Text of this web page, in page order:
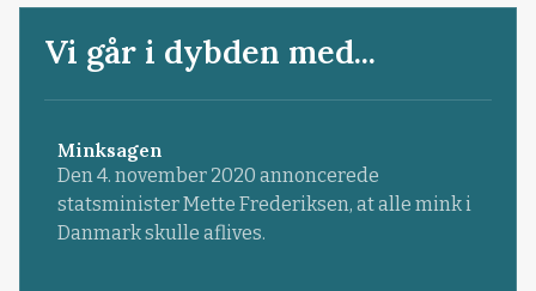
Vi går i dybden med...
Minksagen
Den 4. november 2020 annoncerede
statsminister Mette Frederiksen, at alle mink i
Danmark skulle aflives.